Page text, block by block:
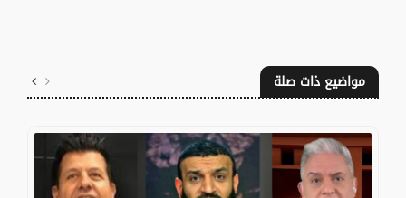
مواضيع ذات صلة